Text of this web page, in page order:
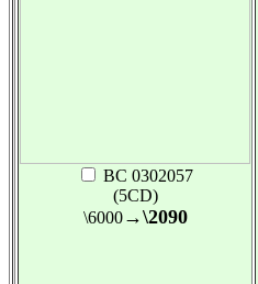
BC 0302057
(5CD)
\6000→\2090